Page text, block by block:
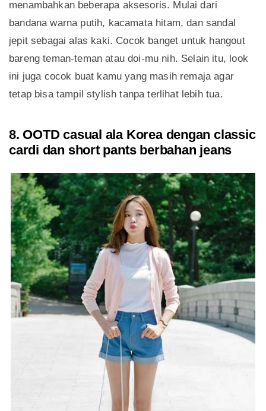
menambahkan beberapa aksesoris. Mulai dari
bandana warna putih, kacamata hitam, dan sandal
jepit sebagai alas kaki. Cocok banget untuk hangout
bareng teman-teman atau doi-mu nih. Selain itu, look
ini juga cocok buat kamu yang masih remaja agar
tetap bisa tampil stylish tanpa terlihat lebih tua.
8. OOTD casual ala Korea dengan classic
cardi dan short pants berbahan jeans